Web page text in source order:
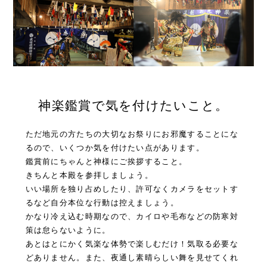
神楽鑑賞で気を付けたいこと。
ただ地元の方たちの大切なお祭りにお邪魔することにな
るので、いくつか気を付けたい点があります。
鑑賞前にちゃんと神様にご挨拶すること。
きちんと本殿を参拝しましょう。
いい場所を独り占めしたり、許可なくカメラをセットす
るなど自分本位な行動は控えましょう。
かなり冷え込む時期なので、カイロや毛布などの防寒対
策は怠らないように。
あとはとにかく気楽な体勢で楽しむだけ！気取る必要な
どありません。また、夜通し素晴らしい舞を見せてくれ